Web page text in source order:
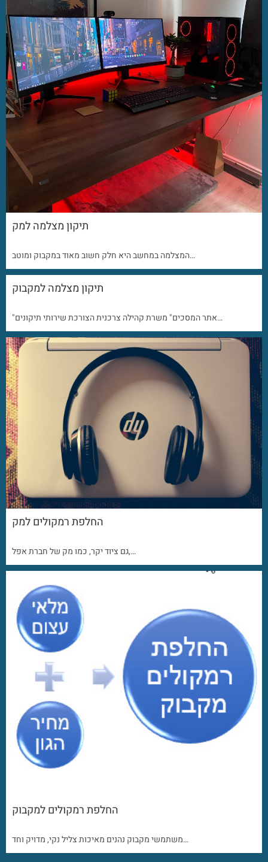
תיקון מצלמה למק
המצלמה במחשב היא חלק חשוב מאוד במקבוק ומוטב…
תיקון מצלמה למקבוק
"אתר המסכים" משרת קהילה צרכנית הצורכת שירותי תיקונים…
החלפת רמקולים למק
גם ציוד יקר, כמו מק של חברת אפל,…
החלפת רמקולים למקבוק
משתמשי מקבוק נהנים מאיכות צליל נקי, מדויק וחד…